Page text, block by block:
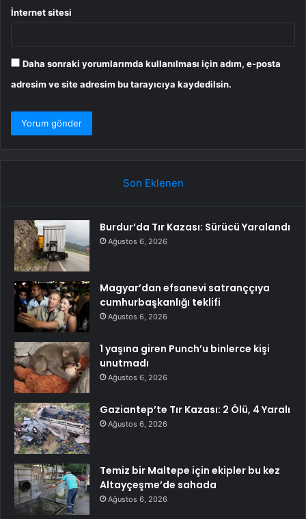
İnternet sitesi
Daha sonraki yorumlarımda kullanılması için adım, e-posta
adresim ve site adresim bu tarayıcıya kaydedilsin.
Son Eklenen
Burdur’da Tır Kazası: Sürücü Yaralandı
Ağustos 6, 2026
Magyar’dan efsanevi satranççıya
cumhurbaşkanlığı teklifi
Ağustos 6, 2026
1 yaşına giren Punch’u binlerce kişi
unutmadı
Ağustos 6, 2026
Gaziantep’te Tır Kazası: 2 Ölü, 4 Yaralı
Ağustos 6, 2026
Temiz bir Maltepe için ekipler bu kez
Altayçeşme’de sahada
Ağustos 6, 2026